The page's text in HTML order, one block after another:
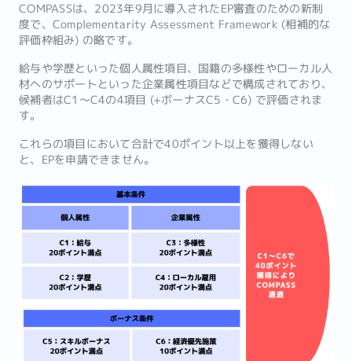
COMPASSは、2023年9月に導入されたEP審査のための新制
度で、Complementarity Assessment Framework (相補的な
評価枠組み) の略です。
給与や学歴といった個人属性項目、国籍の多様性やローカル人
材へのサポートといった企業属性項目などで構成されており、
候補者はC1〜C4の4項目 (+ボーナスC5・C6) で評価されま
す。
これらの項目において合計で40ポイント以上を獲得しない
と、EPを申請できません。